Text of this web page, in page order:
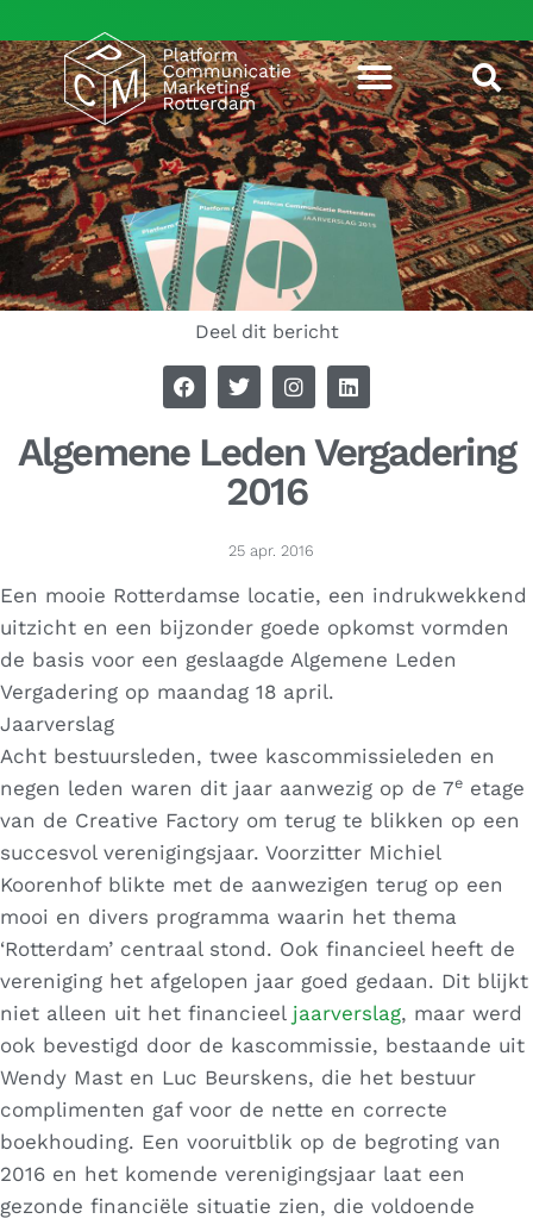
Deel dit bericht
Algemene Leden Vergadering
2016
25 apr. 2016
Een mooie Rotterdamse locatie, een indrukwekkend
uitzicht en een bijzonder goede opkomst vormden
de basis voor een geslaagde Algemene Leden
Vergadering op maandag 18 april.
Jaarverslag
Acht bestuursleden, twee kascommissieleden en
negen leden waren dit jaar aanwezig op de 7e etage
van de Creative Factory om terug te blikken op een
succesvol verenigingsjaar. Voorzitter Michiel
Koorenhof blikte met de aanwezigen terug op een
mooi en divers programma waarin het thema
‘Rotterdam’ centraal stond. Ook financieel heeft de
vereniging het afgelopen jaar goed gedaan. Dit blijkt
niet alleen uit het financieel jaarverslag, maar werd
ook bevestigd door de kascommissie, bestaande uit
Wendy Mast en Luc Beurskens, die het bestuur
complimenten gaf voor de nette en correcte
boekhouding. Een vooruitblik op de begroting van
2016 en het komende verenigingsjaar laat een
gezonde financiële situatie zien, die voldoende